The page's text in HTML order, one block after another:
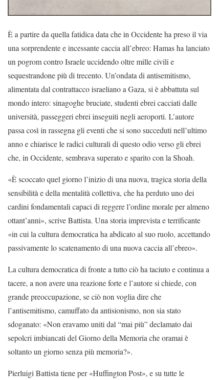
È a partire da quella fatidica data che in Occidente ha preso il via
una sorprendente e incessante caccia all’ebreo: Hamas ha lanciato
un pogrom contro Israele uccidendo oltre mille civili e
sequestrandone più di trecento. Un’ondata di antisemitismo,
alimentata dal contrattacco israeliano a Gaza, si è abbattuta sul
mondo intero: sinagoghe bruciate, studenti ebrei cacciati dalle
università, passeggeri ebrei inseguiti negli aeroporti. L’autore
passa così in rassegna gli eventi che si sono succeduti nell’ultimo
anno e chiarisce le radici culturali di questo odio verso gli ebrei
che, in Occidente, sembrava superato e sparito con la Shoah.
«È scoccato quel giorno l’inizio di una nuova, tragica storia della
sensibilità e della mentalità collettiva, che ha perduto uno dei
cardini fondamentali capaci di reggere l’ordine morale per almeno
ottant’anni», scrive Battista. Una storia imprevista e terrificante
«in cui la cultura democratica ha abdicato al suo ruolo, accettando
passivamente lo scatenamento di una nuova caccia all’ebreo».
La cultura democratica di fronte a tutto ciò ha taciuto e continua a
tacere, a non avere una reazione forte e l’autore si chiede, con
grande preoccupazione, se ciò non voglia dire che
l’antisemitismo, camuffato da antisionismo, non sia stato
sdoganato: «Non eravamo uniti dal “mai più” declamato dai
sepolcri imbiancati del Giorno della Memoria che oramai è
soltanto un giorno senza più memoria?».
Pierluigi Battista tiene per «Huffington Post», e su tutte le